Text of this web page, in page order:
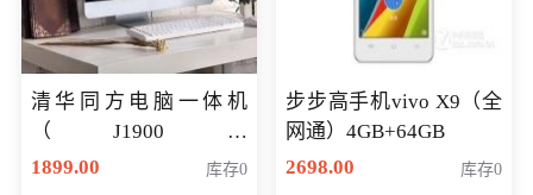
清华同方电脑一体机
（J1900四
核/4G/120G0.8CM厚度
1899.00 库存0
步步高手机vivo X9（全
网通）4GB+64GB
2698.00
库存0